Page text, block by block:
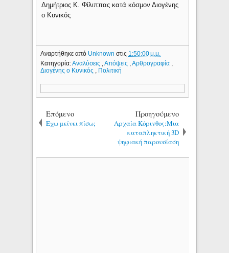
Δημήτριος Κ. Φίλιππας κατά κόσμον Διογένης
ο Κυνικός
Αναρτήθηκε από Unknownστις 1:50:00 μ.μ.
Κατηγορία:Αναλύσεις ,Απόψεις ,Αρθρογραφία ,
Διογένης ο Κυνικός , Πολιτική
Επόμενο
Έχω μείνει πίσω;
Προηγούμενο
Αρχαία Κόρινθος:Μια
καταπληκτική 3D
ψηφιακή παρουσίαση